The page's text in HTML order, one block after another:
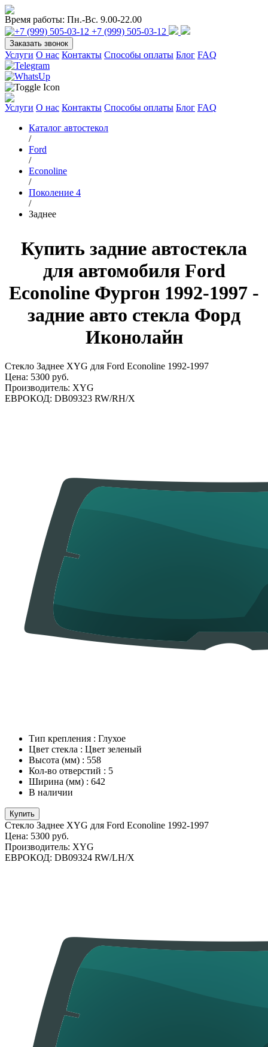
Время работы: Пн.-Вс. 9.00-22.00
+7 (999) 505-03-12
Заказать звонок
Услуги О нас Контакты Способы оплаты Блог FAQ
Услуги О нас Контакты Способы оплаты Блог FAQ
Каталог автостекол
/
Ford
/
Econoline
/
Поколение 4
/
Заднее
Купить задние автостекла
для автомобиля Ford
Econoline Фургон 1992-1997 -
задние авто стекла Форд
Иконолайн
Стекло Заднее XYG для Ford Econoline 1992-1997
Цена: 5300 руб.
Производитель: XYG
ЕВРОКОД: DB09323 RW/RH/X
Тип крепления : Глухое
Цвет стекла : Цвет зеленый
Высота (мм) : 558
Кол-во отверстий : 5
Ширина (мм) : 642
В наличии
Купить
Стекло Заднее XYG для Ford Econoline 1992-1997
Цена: 5300 руб.
Производитель: XYG
ЕВРОКОД: DB09324 RW/LH/X